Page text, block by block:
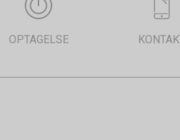
OPTAGELSE